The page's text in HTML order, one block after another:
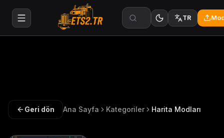
TR
Geri dön Ana Sayfa Kategoriler Harita Modları